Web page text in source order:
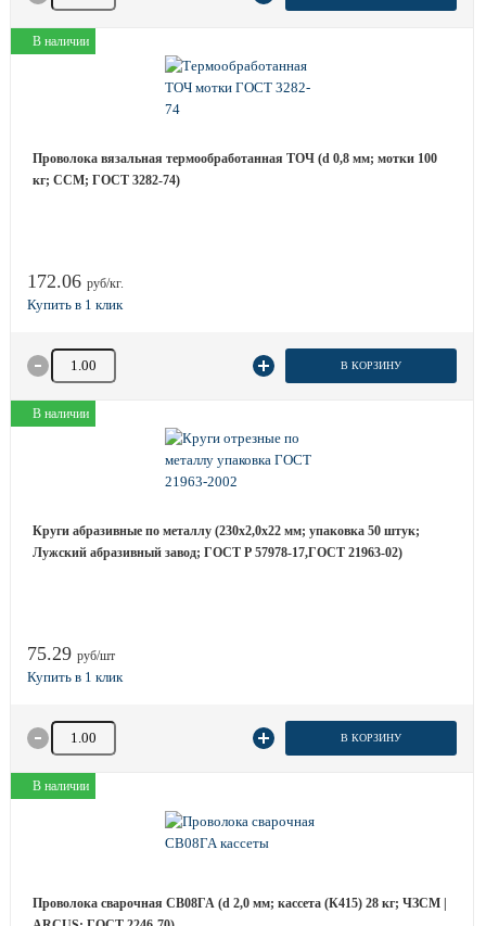
В наличии
Проволока вязальная термообработанная ТОЧ (d 0,8 мм; мотки 100
кг; ССМ; ГОСТ 3282-74)
172.06 руб/кг.
Количество товара В КОРЗИНУ
В наличии
Круги абразивные по металлу (230х2,0х22 мм; упаковка 50 штук;
Лужский абразивный завод; ГОСТ Р 57978-17,ГОСТ 21963-02)
75.29 руб/шт
Количество товара В КОРЗИНУ
В наличии
Проволока сварочная СВ08ГА (d 2,0 мм; кассета (К415) 28 кг; ЧЗСМ |